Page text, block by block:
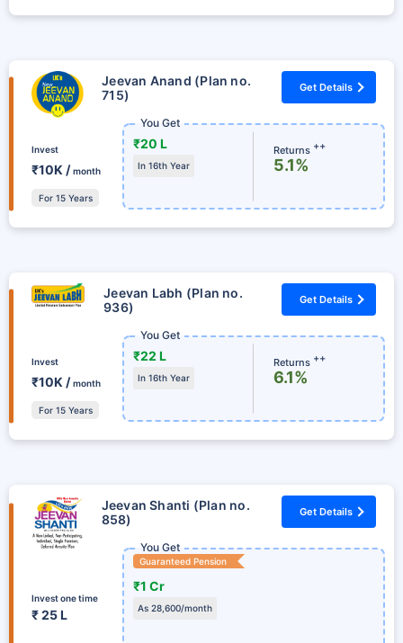
Jeevan Anand (Plan no.
715)
Get Details
Invest
₹10K /month
For 15 Years
You Get
₹20 L
In 16th Year
Returns ++
5.1%
Jeevan Labh (Plan no.
936)
Get Details
Invest
₹10K /month
For 15 Years
You Get
₹22 L
In 16th Year
Returns ++
6.1%
Jeevan Shanti (Plan no.
858)
Get Details
Invest one time
₹ 25 L
You Get
Guaranteed Pension
₹1 Cr
As 28,600/month